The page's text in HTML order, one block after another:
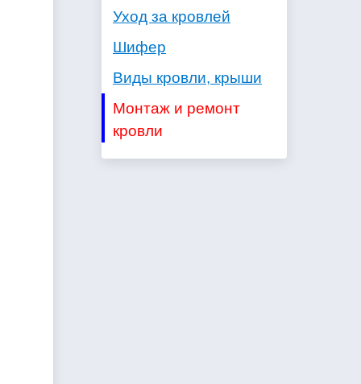
Уход за кровлей
Шифер
Виды кровли, крыши
Монтаж и ремонт
кровли